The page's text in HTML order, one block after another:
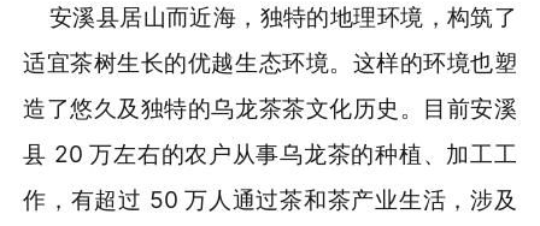
安溪县居山而近海，独特的地理环境，构筑了
适宜茶树生长的优越生态环境。这样的环境也塑
造了悠久及独特的乌龙茶茶文化历史。目前安溪
县 20 万左右的农户从事乌龙茶的种植、加工工
作，有超过 50 万人通过茶和茶产业生活，涉及